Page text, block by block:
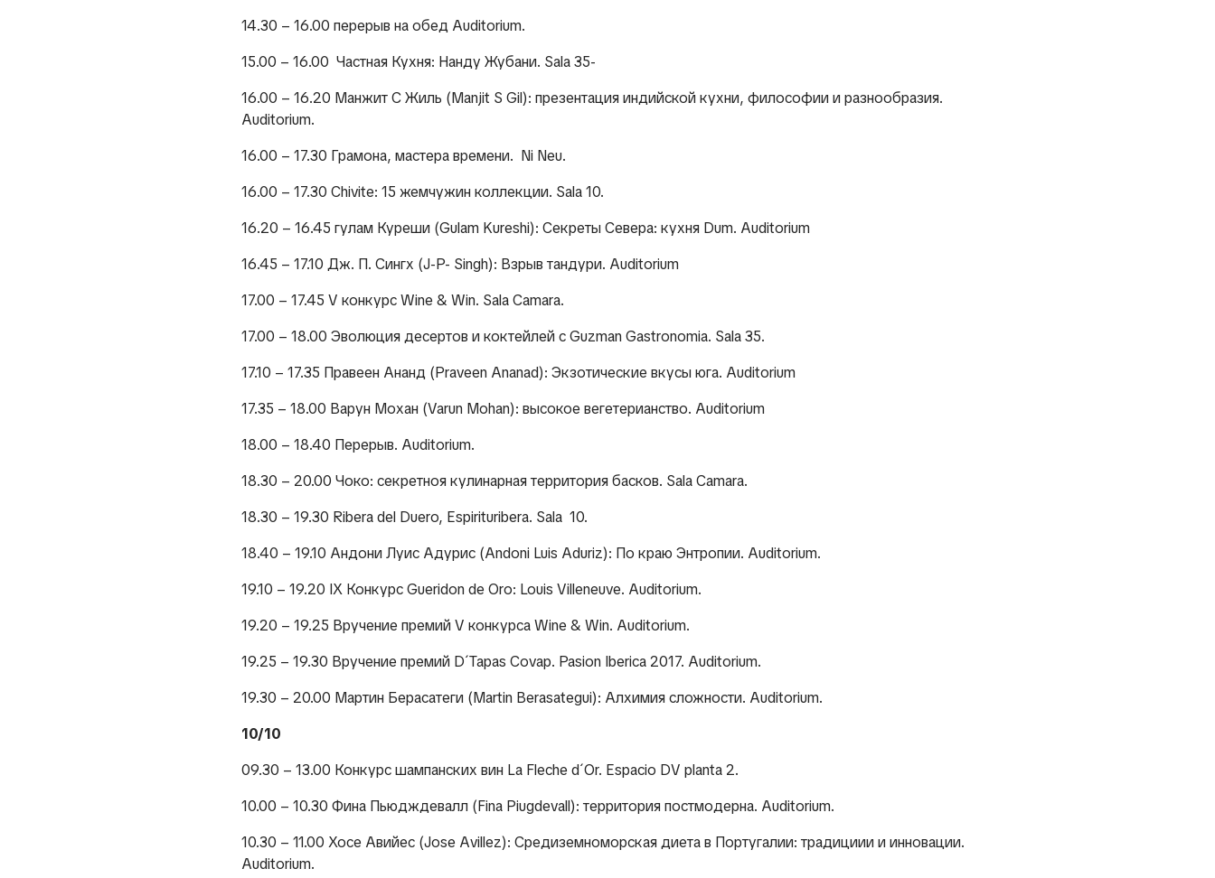
14.30 – 16.00 перерыв на обед Auditorium.
15.00 – 16.00 Частная Кухня: Нанду Жубани. Sala 35-
16.00 – 16.20 Манжит С Жиль (Manjit S Gil): презентация индийской кухни, философии и разнообразия.
Auditorium.
16.00 – 17.30 Грамона, мастера времени. Ni Neu.
16.00 – 17.30 Chivite: 15 жемчужин коллекции. Sala 10.
16.20 – 16.45 гулам Куреши (Gulam Kureshi): Секреты Севера: кухня Dum. Auditorium
16.45 – 17.10 Дж. П. Сингх (J-P- Singh): Взрыв тандури. Auditorium
17.00 – 17.45 V конкурсWine & Win. Sala Camara.
17.00 – 18.00 Эволюция десертов и коктейлей с Guzman Gastronomia. Sala 35.
17.10 – 17.35 Правеен Ананд (Praveen Ananad): Экзотические вкусы юга. Auditorium
17.35 – 18.00 Варун Мохан (Varun Mohan): высокое вегетерианство. Auditorium
18.00 – 18.40 Перерыв. Auditorium.
18.30 – 20.00 Чоко: секретноя кулинарная территория басков. Sala Camara.
18.30 – 19.30 Ribera del Duero, Espirituribera. Sala 10.
18.40 – 19.10 Андони Луис Адурис (Andoni Luis Aduriz): По краю Энтропии. Auditorium.
19.10 – 19.20 IX КонкурсGueridon de Oro: Louis Villeneuve. Auditorium.
19.20 – 19.25 Вручение премий V конкурса Wine & Win. Auditorium.
19.25 – 19.30 Вручение премий D´Tapas Covap. Pasion Iberica 2017. Auditorium.
19.30 – 20.00 Мартин Берасатеги (Martin Berasategui): Алхимия сложности. Auditorium.
10/10
09.30 – 13.00 Конкурс шампанских вин La Fleche d´Or. Espacio DV planta 2.
10.00 – 10.30 Фина Пьюдждевалл (Fina Piugdevall): территория постмодерна. Auditorium.
10.30 – 11.00 Хосе Авийес (Jose Avillez): Средиземноморская диета в Португалии: традициии и инновации.
Auditorium.